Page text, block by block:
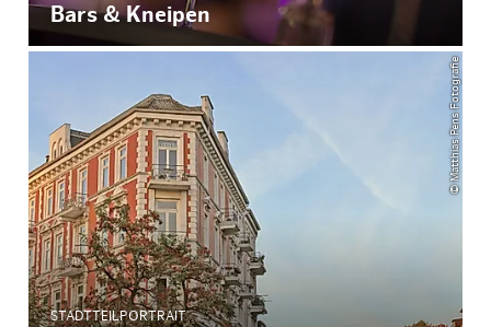
Bars & Kneipen
© Matthias Pens Fotografie
STADTTEILPORTRAIT